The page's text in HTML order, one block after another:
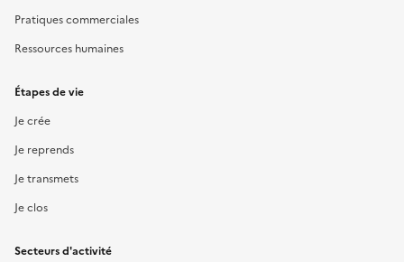
Pratiques commerciales
Ressources humaines
Étapes de vie
Je crée
Je reprends
Je transmets
Je clos
Secteurs d'activité